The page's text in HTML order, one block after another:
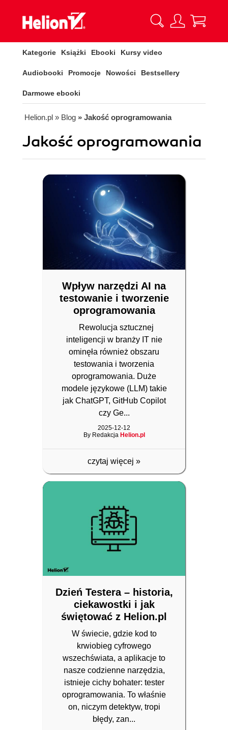
Kategorie Książki Ebooki Kursy video
Audiobooki Promocje Nowości Bestsellery
Darmowe ebooki
Helion.pl » Blog » Jakość oprogramowania
Jakość oprogramowania
Wpływ narzędzi AI na
testowanie i tworzenie
oprogramowania
Rewolucja sztucznej
inteligencji w branży IT nie
ominęła również obszaru
testowania i tworzenia
oprogramowania. Duże
modele językowe (LLM) takie
jak ChatGPT, GitHub Copilot
czy Ge...
2025-12-12
By Redakcja Helion.pl
czytaj więcej »
Dzień Testera – historia,
ciekawostki i jak
świętować z Helion.pl
W świecie, gdzie kod to
krwiobieg cyfrowego
wszechświata, a aplikacje to
nasze codzienne narzędzia,
istnieje cichy bohater: tester
oprogramowania. To właśnie
on, niczym detektyw, tropi
błędy, zan...